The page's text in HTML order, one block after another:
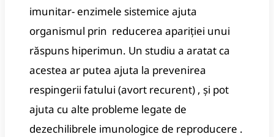
imunitar- enzimele sistemice ajuta
organismul prin reducerea apariției unui
răspuns hiperimun. Un studiu a aratat ca
acestea ar putea ajuta la prevenirea
respingerii fatului (avort recurent) , și pot
ajuta cu alte probleme legate de
dezechilibrele imunologice de reproducere .